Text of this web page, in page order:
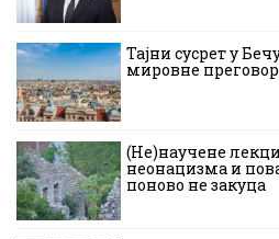
Тајни сусрет у
мировне
(Не)научене
неонацизма и
поново не закуца